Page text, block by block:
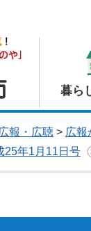
暮ら
広報・広聴> 広報
年1月11日号